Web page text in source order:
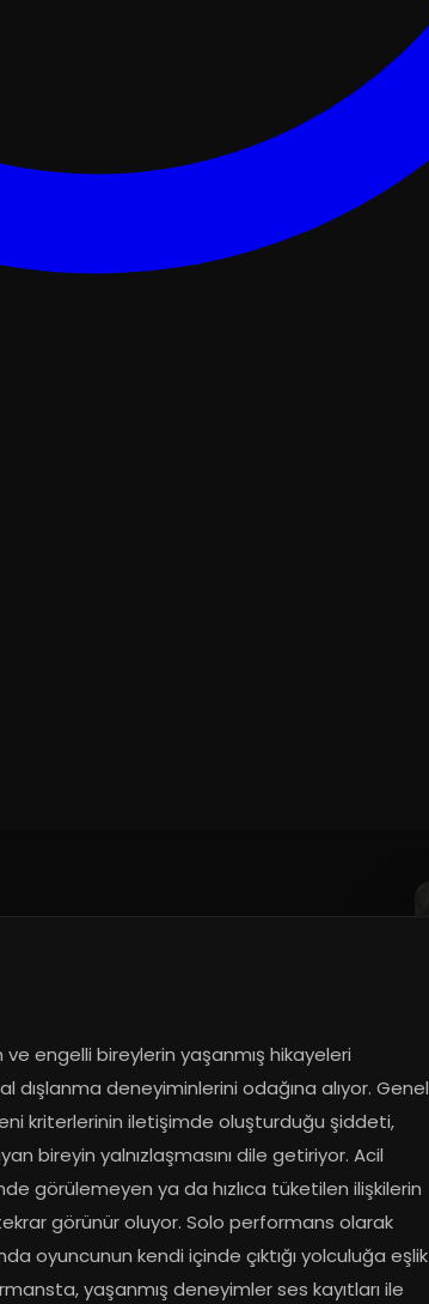
ve engelli bireylerin yaşanmış hikayeleri
dışlanma deneyiminlerini odağına alıyor. Genel
kriterlerinin iletişimde oluşturduğu şiddeti,
bireyin yalnızlaşmasını dile getiriyor. Acil
görülemeyen ya da hızlıca tüketilen ilişkilerin
görünür oluyor. Solo performans olarak
oyuncunun kendi içinde çıktığı yolculuğa eşlik
yaşanmış deneyimler ses kayıtları ile